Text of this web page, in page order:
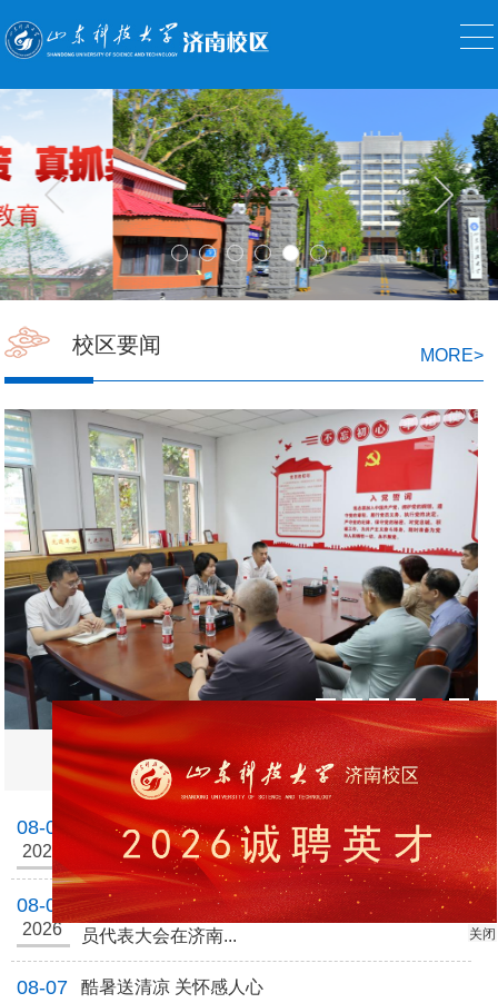
校区要闻 MORE>
郭益灵到济南校区检查指导工作
1 2 3 4 5 6
08-09
2026
电气技术1996级校友回访济南校区
08-08
2026
九三学社山东科技大学（济南）支社委员会 社
员代表大会在济南...
08-07 酷暑送清凉 关怀感人心
关闭